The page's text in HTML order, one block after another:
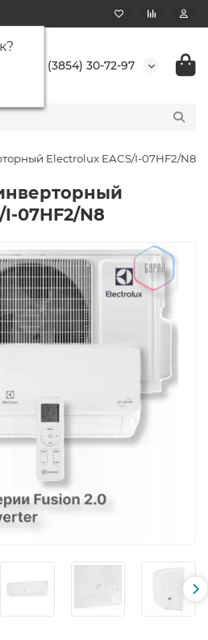
?
+7 (3854) 30-72-97
Electrolux EACS/I-07HF2/N8
07HF2/N8